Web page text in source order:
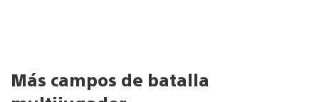
Más campos de batalla